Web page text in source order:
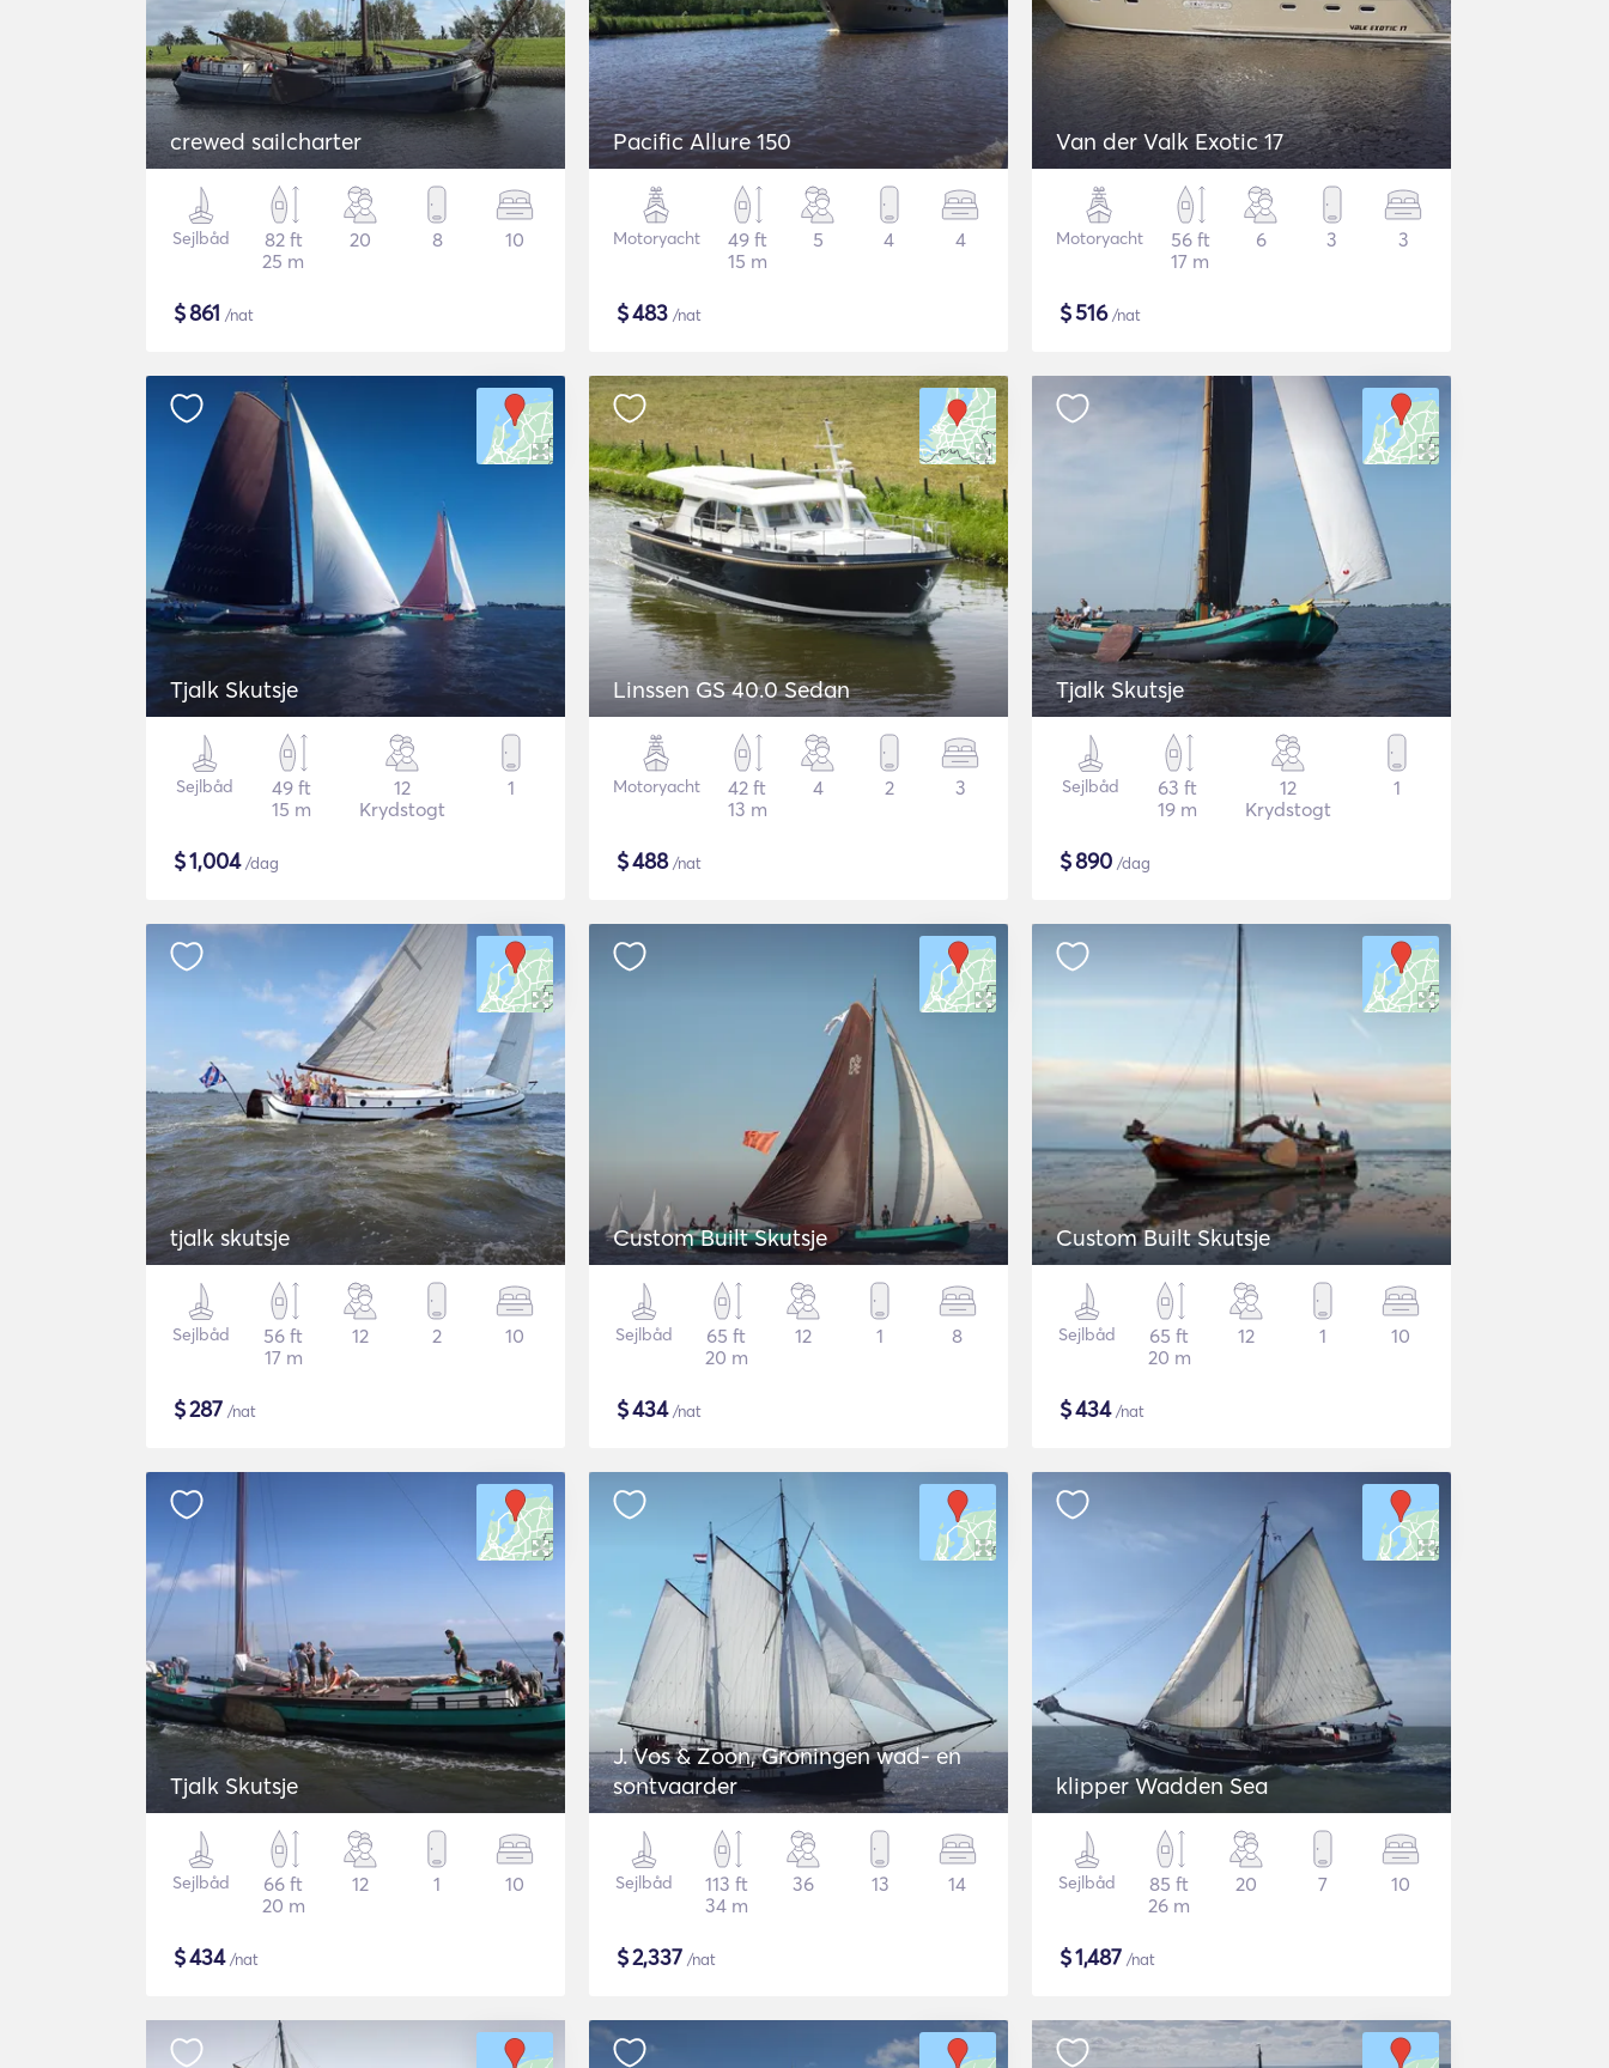
crewed sailcharter
Sejlbåd
82 ft
25 m
20 8 10
$861 /nat
Pacific Allure 150
Motoryacht
49 ft
15 m
5 4 4
$483 /nat
Van der Valk Exotic 17
Motoryacht
56 ft
17 m
6 3 3
$516/nat
Tjalk Skutsje
Sejlbåd
49 ft
15 m
12
Krydstogt
1
$1,004/dag
Linssen GS 40.0 Sedan
Motoryacht
42 ft
13 m
4 2 3
$488/nat
Tjalk Skutsje
Sejlbåd
63 ft
19 m
12
Krydstogt
1
$890 /dag
tjalk skutsje
Sejlbåd
56 ft
17 m
12 2 10
$287 /nat
Custom Built Skutsje
Sejlbåd
65 ft
20 m
12 1 8
$434/nat
Custom Built Skutsje
Sejlbåd
65 ft
20 m
12 1 10
$434/nat
Tjalk Skutsje
Sejlbåd
66 ft
20 m
12 1 10
$434/nat
J. Vos & Zoon, Groningen wad- en
sontvaarder
Sejlbåd
113 ft
34 m
36 13 14
$2,337 /nat
klipper Wadden Sea
Sejlbåd
85 ft
26 m
20 7 10
$1,487 /nat